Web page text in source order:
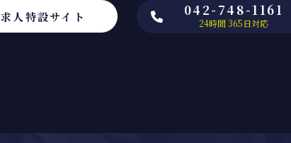
求人特設サイト 042-748-1161
24時間 365日対応